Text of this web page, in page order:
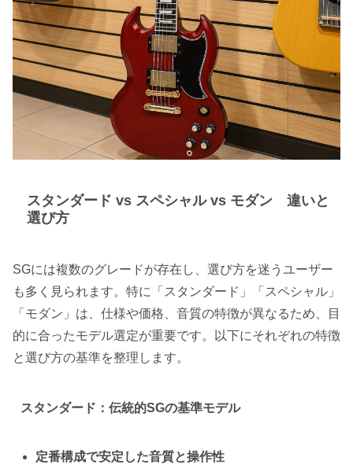
スタンダード vs スペシャル vs モダン 違いと
選び方
SGには複数のグレードが存在し、選び方を迷うユーザー
も多く見られます。特に「スタンダード」「スペシャル」
「モダン」は、仕様や価格、音質の特徴が異なるため、目
的に合ったモデル選定が重要です。以下にそれぞれの特徴
と選び方の基準を整理します。
スタンダード：伝統的SGの基準モデル
定番構成で安定した音質と操作性